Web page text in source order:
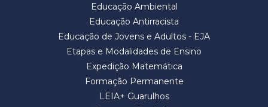
Educação Ambiental
Educação Antirracista
Educação de Jovens e Adultos - EJA
Etapas e Modalidades de Ensino
Expedição Matemática
Formação Permanente
LEIA+ Guarulhos